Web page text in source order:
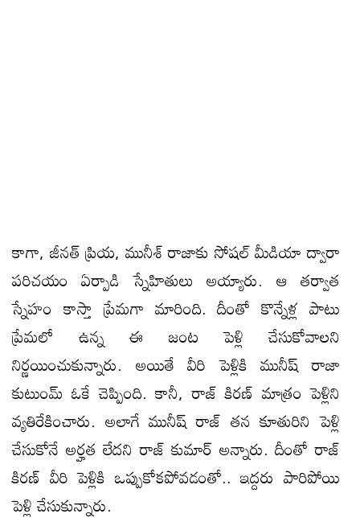
కాగా, జీనత్ ప్రియ, మునీశ్ రాజాకు సోషల్ మీడియా ద్వారా
పరిచయం ఏర్పాడి స్నేహితులు అయ్యారు. ఆ తర్వాత
స్నేహం కాస్తా ప్రేమగా మారింది. దీంతో కొన్నేళ్ల పాటు
ప్రేమలో ఉన్న ఈ జంట పెళ్లి చేసుకోవాలని
నిర్ణయించుకున్నారు. అయితే వీరి పెళ్లికి మునీష్ రాజా
కుటుంమ్ ఓకే చెప్పింది. కానీ, రాజ్ కిరణ్ మాత్రం పెళ్లిని
వ్యతిరేకించారు. అలాగే మునీష్ రాజ్ తన కూతురిని పెళ్లి
చేసుకోనే అర్హత లేదని రాజ్ కుమార్ అన్నారు. దీంతో రాజ్
కిరణ్ వీరి పెళ్లికి ఒప్పుకోకపోవడంతో.. ఇద్దరు పారిపోయి
పెళ్లి చేసుకున్నారు.